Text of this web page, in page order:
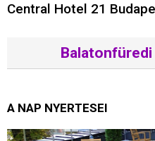
Central Hotel 21
Balatonfüredi
A NAP NYERTESEI